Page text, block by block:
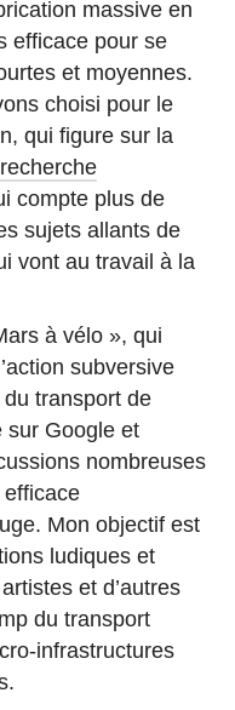
massive en
efficace pour se
et moyennes.
choisi pour le
qui figure sur la
compte plus de
sujets allants de
vont au travail à la
à vélo », qui
subversive
transport de
sur Google et
nombreuses
Mon objectif est
ludiques et
et d’autres
du transport
infrastructures